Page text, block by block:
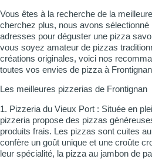
Vous êtes à la recherche de la
cherchez plus, nous avons
adresses pour déguster une pizza
vous soyez amateur de pizzas
créations originales, voici nos
toutes vos envies de pizza à
Les meilleures pizzerias de Frontignan
1. Pizzeria du Vieux Port : Située en
pizzeria propose des pizzas
produits frais. Les pizzas sont cuites
confère un goût unique et une croûte
leur spécialité, la pizza au jambon de